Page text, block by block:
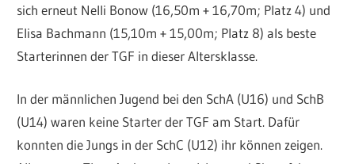
sich erneut Nelli Bonow (16,50m + 16,70m; Platz 4) und
Elisa Bachmann (15,10m + 15,00m; Platz 8) als beste
Starterinnen der TGF in dieser Altersklasse.
In der männlichen Jugend bei den SchA (U16) und SchB
(U14) waren keine Starter der TGF am Start. Dafür
konnten die Jungs in der SchC (U12) ihr können zeigen.